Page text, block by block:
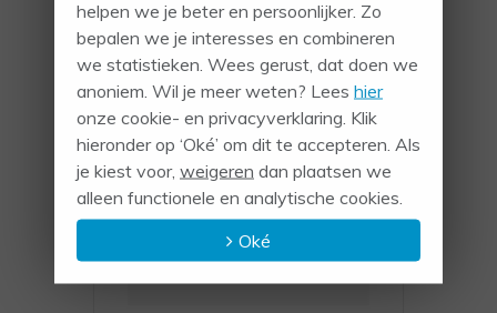
LOCATIE
PeopleCoaching,
Tussen de Bomen
PeopleCoaching,
Usselerveenweg 303,
Enschede
helpen we je beter en persoonlijker. Zo
bepalen we je interesses en combineren
we statistieken. Wees gerust, dat doen we
anoniem. Wil je meer weten? Lees hier
onze cookie- en privacyverklaring. Klik
hieronder op ‘Oké’ om dit te accepteren. Als
je kiest voor, weigeren dan plaatsen we
alleen functionele en analytische cookies.
Oké